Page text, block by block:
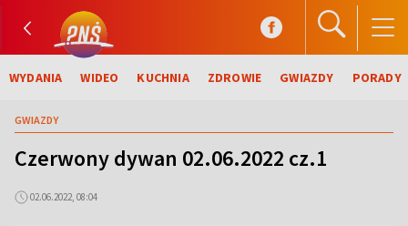
WYDANIA WIDEO KUCHNIA ZDROWIE GWIAZDY PORADY
GWIAZDY
Czerwony dywan 02.06.2022 cz.1
02.06.2022, 08:04